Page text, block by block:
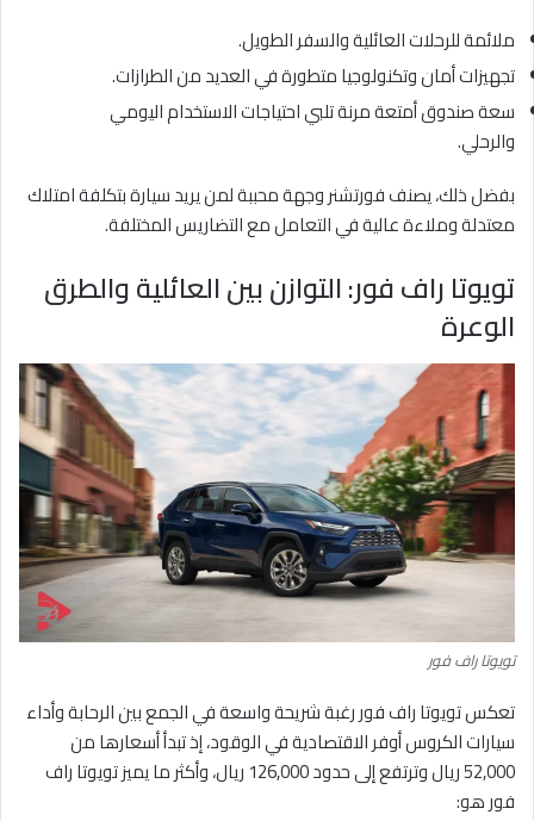
ملائمة للرحلات العائلية والسفر الطويل.
تجهيزات أمان وتكنولوجيا متطورة في العديد من الطرازات.
سعة صندوق أمتعة مرنة تلبي احتياجات الاستخدام اليومي
والرحلي.
بفضل ذلك، يصنف فورتشنر وجهة محببة لمن يريد سيارة بتكلفة امتلاك
معتدلة وملاءة عالية في التعامل مع التضاريس المختلفة.
تويوتا راف فور: التوازن بين العائلية والطرق
الوعرة
تويوتا راف فور
تعكس تويوتا راف فور رغبة شريحة واسعة في الجمع بين الرحابة وأداء
سيارات الكروس أوفر الاقتصادية في الوقود، إذ تبدأ أسعارها من
52,000 ريال وترتفع إلى حدود 126,000 ريال، وأكثر ما يميز تويوتا راف
فور هو: